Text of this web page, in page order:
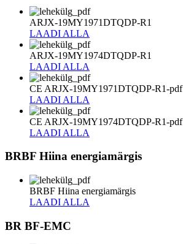
ARJX-19MY1971DTQDP-R1
LAADI ALLA
ARJX-19MY1974DTQDP-R1
LAADI ALLA
CE ARJX-19MY1971DTQDP-R1-pdf
LAADI ALLA
CE ARJX-19MY1974DTQDP-R1-pdf
LAADI ALLA
BRBF Hiina energiamärgis
BRBF Hiina energiamärgis
LAADI ALLA
BR BF-EMC